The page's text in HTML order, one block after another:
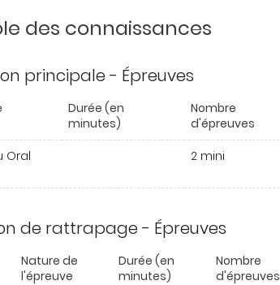
des connaissances
principale - Épreuves
Durée (en
minutes)
Nombre
d'épreuves
Oral 2 mini
de rattrapage - Épreuves
Nature de
l'épreuve
Durée (en
minutes)
Nombre
d'épreuves